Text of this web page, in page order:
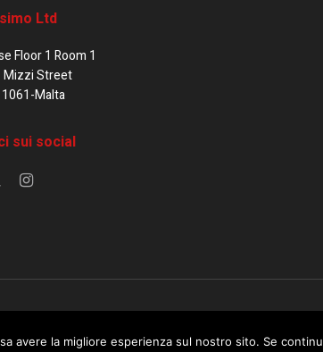
Ltd
Floor 1 Room 1
Mizzi Street
1061-Malta
sui social
avere la migliore esperienza sul nostro sito. Se